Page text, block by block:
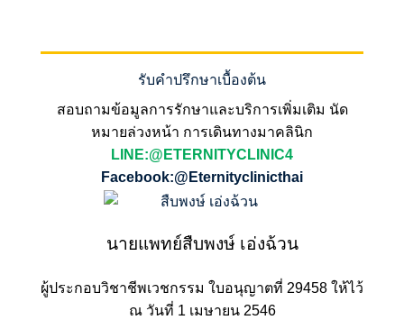
รับคำปรึกษาเบื้องต้น
สอบถามข้อมูลการรักษาและบริการเพิ่มเติม นัด
หมายล่วงหน้า การเดินทางมาคลินิก
LINE:@ETERNITYCLINIC4
Facebook:@Eternityclinicthai
นายแพทย์สืบพงษ์ เอ่งฉ้วน
ผู้ประกอบวิชาชีพเวชกรรม ใบอนุญาตที่ 29458 ให้ไว้
ณ วันที่ 1 เมษายน 2546